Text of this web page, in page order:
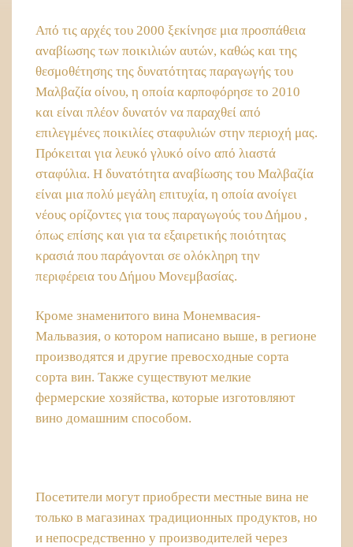
Από τις αρχές του 2000 ξεκίνησε μια προσπάθεια
αναβίωσης των ποικιλιών αυτών, καθώς και της
θεσμοθέτησης της δυνατότητας παραγωγής του
Μαλβαζία οίνου, η οποία καρποφόρησε το 2010
και είναι πλέον δυνατόν να παραχθεί από
επιλεγμένες ποικιλίες σταφυλιών στην περιοχή μας.
Πρόκειται για λευκό γλυκό οίνο από λιαστά
σταφύλια. Η δυνατότητα αναβίωσης του Μαλβαζία
είναι μια πολύ μεγάλη επιτυχία, η οποία ανοίγει
νέους ορίζοντες για τους παραγωγούς του Δήμου ,
όπως επίσης και για τα εξαιρετικής ποιότητας
κρασιά που παράγονται σε ολόκληρη την
περιφέρεια του Δήμου Μονεμβασίας.
Кроме знаменитого вина Монемвасия-
Мальвазия, о котором написано выше, в регионе
производятся и другие превосходные сорта
сорта вин. Также существуют мелкие
фермерские хозяйства, которые изготовляют
вино домашним способом.
Посетители могут приобрести местные вина не
только в магазинах традиционных продуктов, но
и непосредственно у производителей через